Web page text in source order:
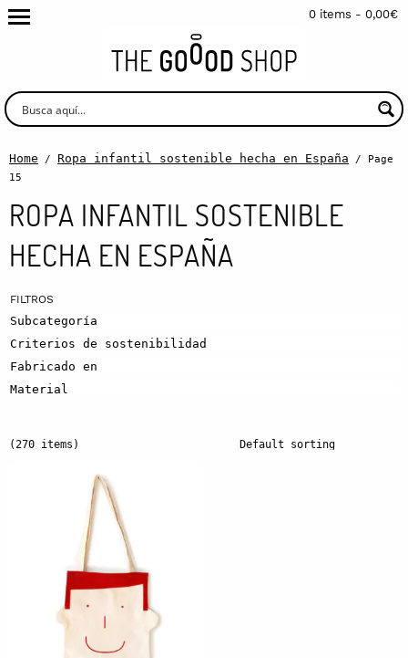
0 items - 0,00€
Home / Ropa infantil sostenible hecha en España / Page
15
ROPA INFANTIL SOSTENIBLE
HECHA EN ESPAÑA
Subcategoría
Criterios de sostenibilidad
Fabricado en
Material
(270 items)